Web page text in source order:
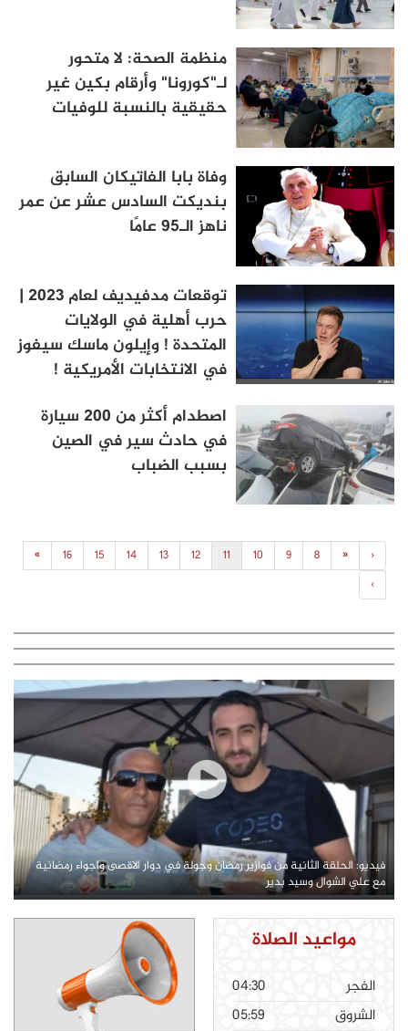
منظمة الصحة: لا متحور
لـ"كورونا" وأرقام بكين غير
حقيقية بالنسبة للوفيات
وفاة بابا الفاتيكان السابق
بنديكت السادس عشر عن عمر
ناهز الـ95 عامًا
توقعات مدفيديف لعام 2023 |
حرب أهلية في الولايات
المتحدة ! وإيلون ماسك سيفوز
في الانتخابات الأمريكية !
اصطدام أكثر من 200 سيارة
في حادث سير في الصين
بسبب الضباب
«
8
9
10
11
12
13
14
15
16
»
فيديو: الحلقة الثانية من فوازير رمضان وجولة في دوار الاقصى واجواء رمضانية
مع علي الشوال وسيد بدير
مواعيد الصلاة
الفجر
04:30
الشروق
05:59